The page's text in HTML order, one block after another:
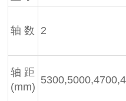
轴 数 2
轴 距
(mm)